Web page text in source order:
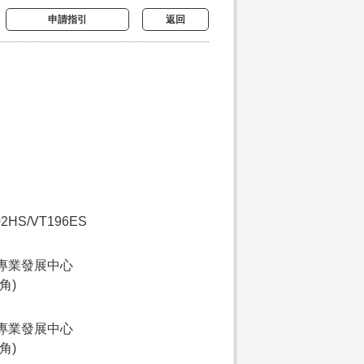
申請指引 返回
VT196ES
業發展中心
)
業發展中心
)